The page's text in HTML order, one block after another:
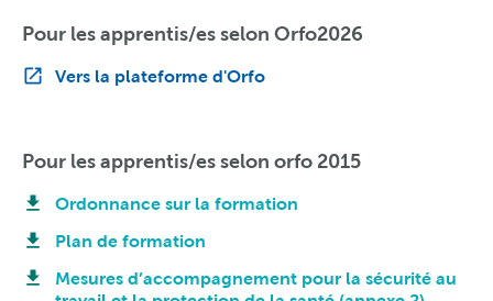
Pour les apprentis/es selon Orfo2026
Vers la plateforme d'Orfo
Pour les apprentis/es selon orfo 2015
Ordonnance sur la formation
Plan de formation
Mesures d’accompagnement pour la sécurité au